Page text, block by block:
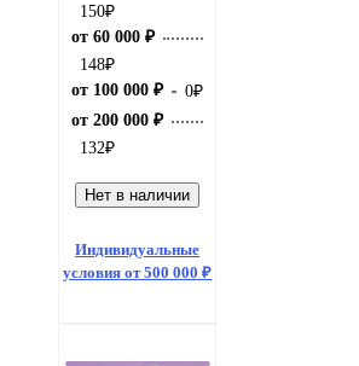
150₽
от 60 000 ₽
148₽
от 100 000 ₽
0₽
от 200 000 ₽
132₽
Нет в наличии
Индивидуальные
условия от 500 000 ₽